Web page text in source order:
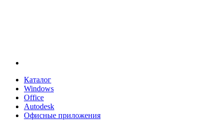
Каталог
Windows
Office
Autodesk
Офисные приложения